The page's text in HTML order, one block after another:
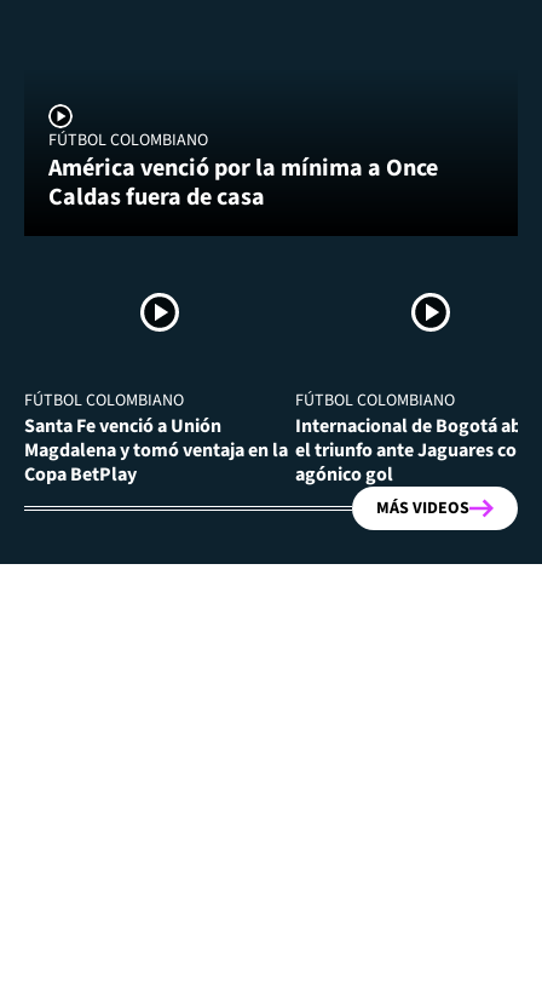
FÚTBOL COLOMBIANO
América venció por la mínima a Once
Caldas fuera de casa
FÚTBOL COLOMBIANO
Santa Fe venció a Unión
Magdalena y tomó ventaja en la
Copa BetPlay
FÚTBOL COLOMBIANO
Internacional de Bogotá
el triunfo ante Jaguares con
agónico gol
MÁS VIDEOS